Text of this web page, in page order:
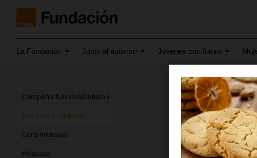
La Fundación Junto al autismo Jóvenes con futuro
Campaña #JuntoalAutismo
Los Lunes, Autismo
Cortometrajes
Películas
Tira Los